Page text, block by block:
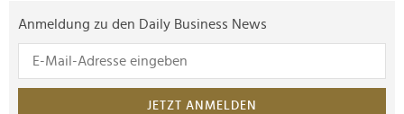
Anmeldung zu den Daily Business News
JETZT ANMELDEN